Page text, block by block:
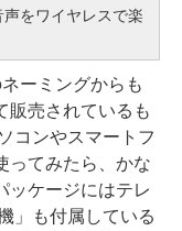
をワイヤレスで楽
ーミングからも
販売されているも
コンやスマートフ
ってみたら、かな
ッケージにはテレ
」も付属している